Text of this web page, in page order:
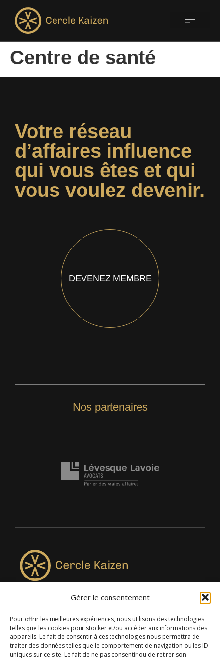
Gérer le consentement
Pour offrir les meilleures expériences, nous utilisons des technologies
telles que les cookies pour stocker et/ou accéder aux informations des
appareils. Le fait de consentir à ces technologies nous permettra de
traiter des données telles que le comportement de navigation ou les ID
uniques sur ce site. Le fait de ne pas consentir ou de retirer son
Centre de santé
Votre réseau
d’affaires influence
qui vous êtes et qui
vous voulez devenir.
DEVENEZ MEMBRE
Nos partenaires
4957, rue Lionel-Groulx, bureau 819, Saint-Augustin-de-
Desmaures QC G3A 0M7